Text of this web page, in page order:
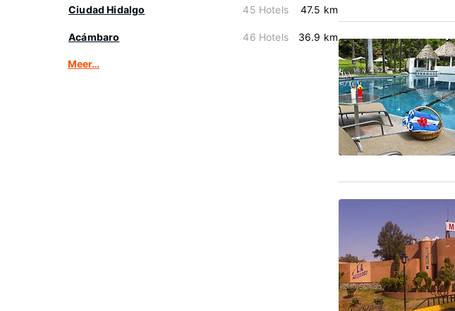
Ciudad Hidalgo 45 Hotels 47.5 km
Acámbaro 46 Hotels 36.9 km
Meer…